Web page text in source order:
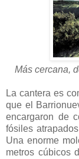
Más cercana,
La cantera es
que el
encargaron de
fósiles
Una enorme
metros cúbicos